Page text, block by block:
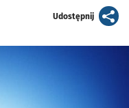
Udostępnijartykuł